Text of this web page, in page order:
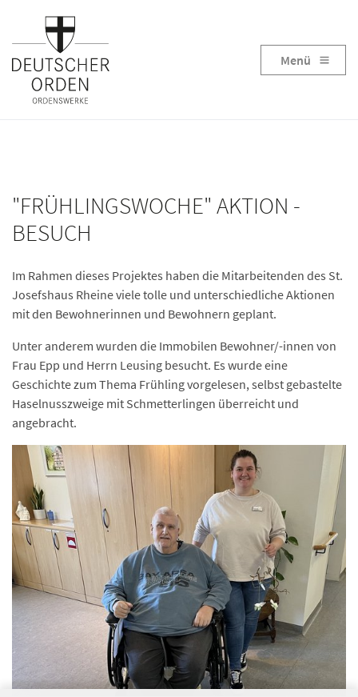
Menü
"FRÜHLINGSWOCHE" AKTION -
BESUCH
Im Rahmen dieses Projektes haben die Mitarbeitenden des St.
Josefshaus Rheine viele tolle und unterschiedliche Aktionen
mit den Bewohnerinnen und Bewohnern geplant.
Unter anderem wurden die Immobilen Bewohner/-innen von
Frau Epp und Herrn Leusing besucht. Es wurde eine
Geschichte zum Thema Frühling vorgelesen, selbst gebastelte
Haselnusszweige mit Schmetterlingen überreicht und
angebracht.